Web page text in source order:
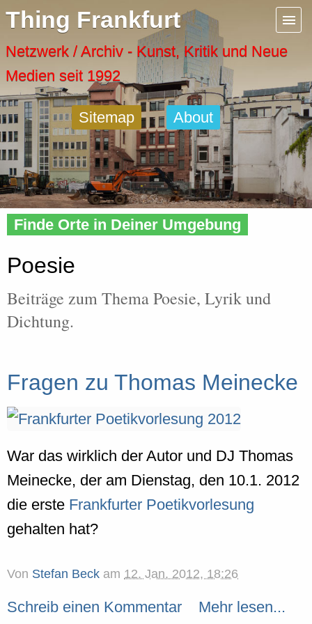
Thing Frankfurt
Netzwerk / Archiv - Kunst, Kritik und Neue
Medien seit 1992
Sitemap About
Home»Tags» Poesie
Finde Orte in Deiner Umgebung
Poesie
Beiträge zum Thema Poesie, Lyrik und
Dichtung.
Fragen zu Thomas Meinecke
War das wirklich der Autor und DJ Thomas
Meinecke, der am Dienstag, den 10.1. 2012
die erste Frankfurter Poetikvorlesung
gehalten hat?
Von Stefan Beck am 12. Jan. 2012, 18:26
Schreib einen Kommentar
Mehr lesen...
Menu
Artspaces
Cool Places
Frankfurt Diary
Activity
Recent Posts